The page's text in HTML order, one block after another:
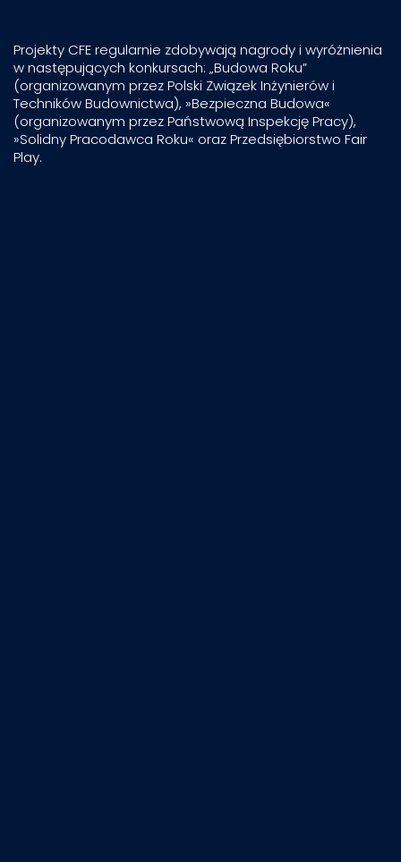
Projekty CFE regularnie zdobywają nagrody i wyróżnienia
w następujących konkursach: „Budowa Roku”
(organizowanym przez Polski Związek Inżynierów i
Techników Budownictwa), »Bezpieczna Budowa«
(organizowanym przez Państwową Inspekcję Pracy),
»Solidny Pracodawca Roku« oraz Przedsiębiorstwo Fair
Play.